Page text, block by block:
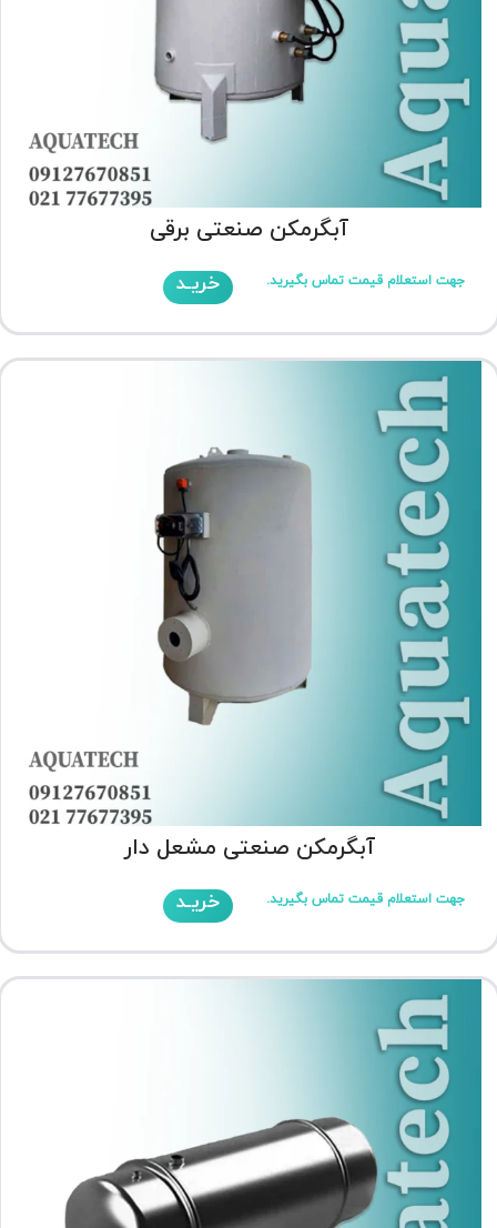
آبگرمکن صنعتی برقی
جهت استعلام قیمت تماس بگیرید. خریـد
آبگرمکن صنعتی مشعل دار
جهت استعلام قیمت تماس بگیرید. خریـد